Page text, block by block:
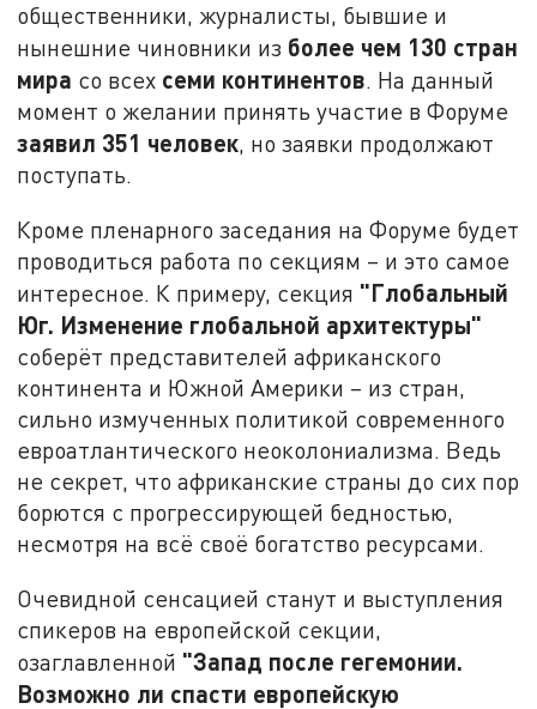
общественники, журналисты, бывшие и
нынешние чиновники из более чем 130 стран
мира со всех семи континентов. На данный
момент о желании принять участие в Форуме
заявил 351 человек, но заявки продолжают
поступать.
Кроме пленарного заседания на Форуме будет
проводиться работа по секциям – и это самое
интересное. К примеру, секция "Глобальный
Юг. Изменение глобальной архитектуры"
соберёт представителей африканского
континента и Южной Америки – из стран,
сильно измученных политикой современного
евроатлантического неоколониализма. Ведь
не секрет, что африканские страны до сих пор
борются с прогрессирующей бедностью,
несмотря на всё своё богатство ресурсами.
Очевидной сенсацией станут и выступления
спикеров на европейской секции,
озаглавленной "Запад после гегемонии.
Возможно ли спасти европейскую